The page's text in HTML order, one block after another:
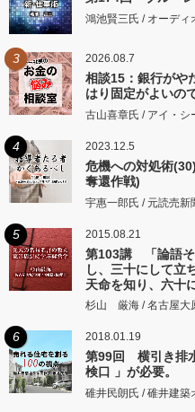
鴻池賢三氏 / オーデ
3 2026.08.7
相談15：銀行がや
はり固定がよいの
古山喜章氏 / アイ・
4 2023.12.5
危機への対処術
奪還作戦)
宇惠一郎氏 / 元読売新
5 2015.08.21
第103講 「論語そ
し、三十にして立
天命を知り、六十
するところに従い
杉山 厳海 / 名古屋大
6 2018.01.19
第99回 横引き排
検口 」が必要。
碓井民朗氏 / 碓井建築